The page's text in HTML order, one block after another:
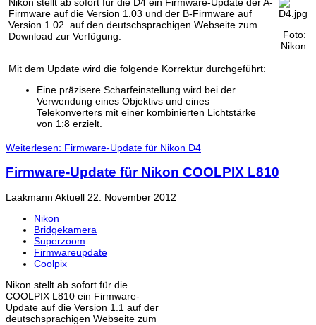
Firmware auf die Version 1.03 und der B-Firmware auf
Version 1.02. auf den deutschsprachigen Webseite zum
Download zur Verfügung.
Mit dem Update wird die folgende Korrektur durchgeführt:
Eine präzisere Scharfeinstellung wird bei der
Verwendung eines Objektivs und eines
Telekonverters mit einer kombinierten Lichtstärke
von 1:8 erzielt.
Foto:
Nikon
Weiterlesen: Firmware-Update für Nikon D4
Firmware-Update für Nikon COOLPIX L810
Laakmann Aktuell 22. November 2012
Nikon
Bridgekamera
Superzoom
Firmwareupdate
Coolpix
Nikon stellt ab sofort für die
COOLPIX L810 ein Firmware-
Update auf die Version 1.1 auf der
deutschsprachigen Webseite zum